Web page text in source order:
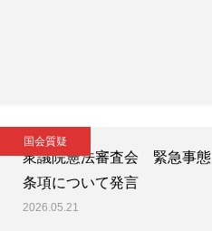
国会質疑
衆議院憲法審査会 緊急事態
条項について発言
2026.05.21